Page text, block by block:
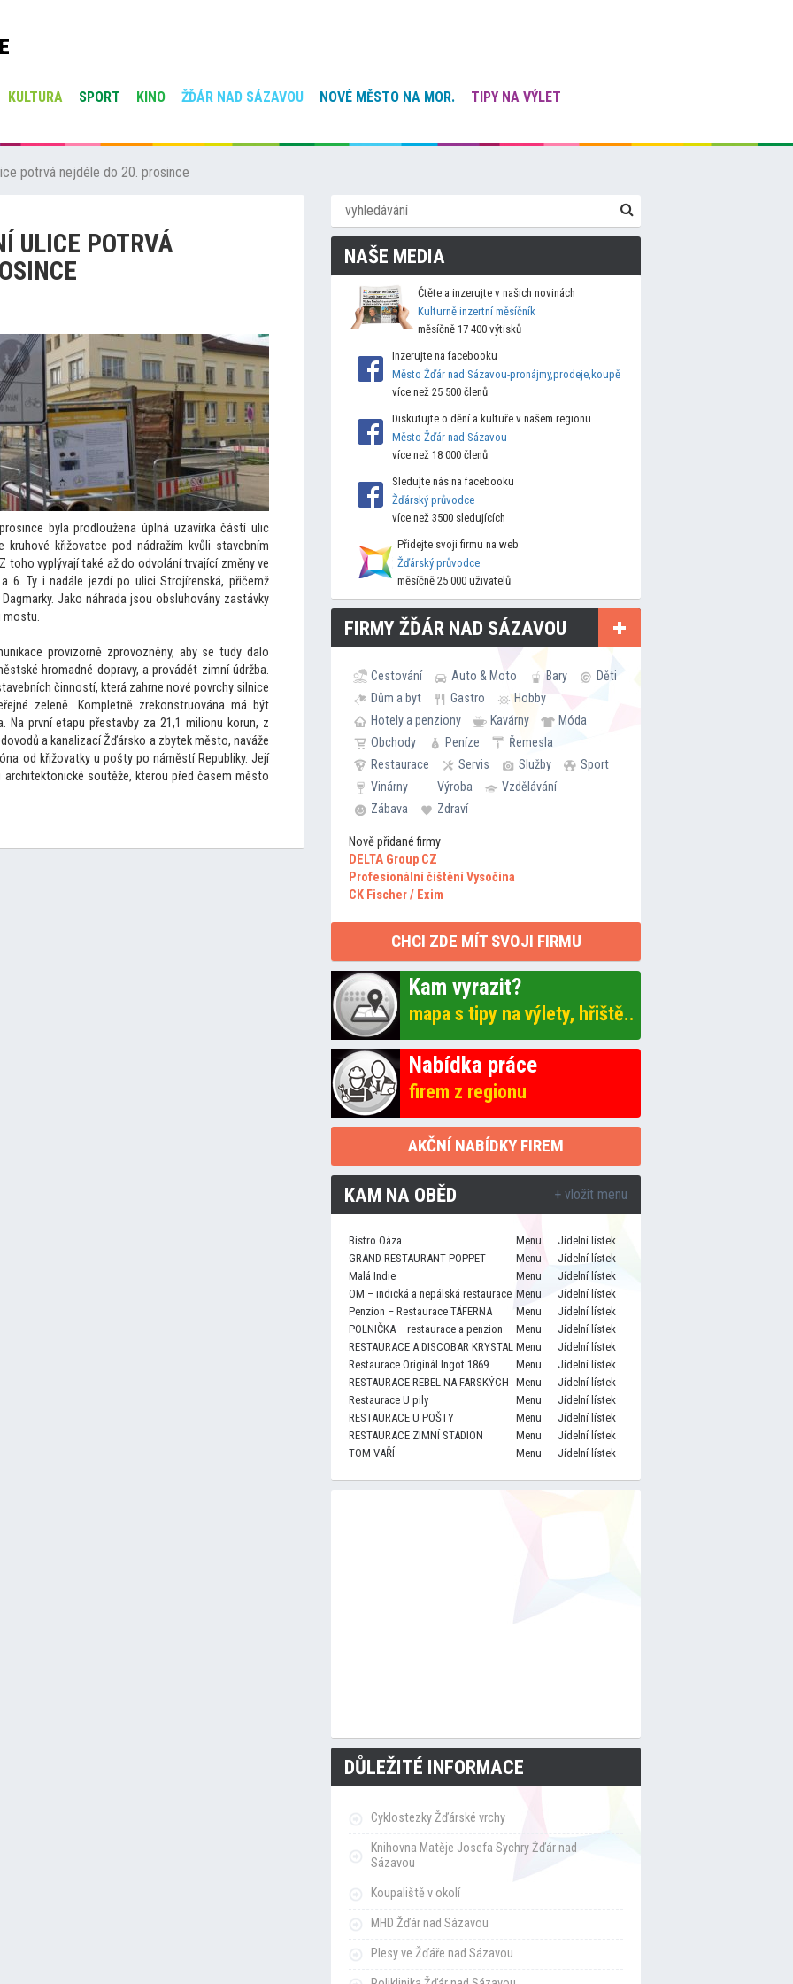
KULTURA SPORT KINO ŽĎÁR NAD SÁZAVOU NOVÉ MĚSTO NA MOR.
TIPY NA VÝLET
potrvá nejdéle do 20. prosince
ULICE POTRVÁ
byla prodloužena úplná uzavírka částí ulic
křižovatce pod nádražím kvůli stavebním
toho vyplývají také až do odvolání trvající změny ve
6. Ty i nadále jezdí po ulici Strojírenská, přičemž
Jako náhrada jsou obsluhovány zastávky
mostu.
provizorně zprovozněny, aby se tudy dalo
hromadné dopravy, a provádět zimní údržba.
činností, která zahrne nové povrchy silnice
zeleně. Kompletně zrekonstruována má být
Na první etapu přestavby za 21,1 milionu korun, z
a kanalizací Žďársko a zbytek město, naváže
od křižovatky u pošty po náměstí Republiky. Její
architektonické soutěže, kterou před časem město
NAŠE MEDIA
Čtěte a inzerujte v našich novinách
Kulturně inzertní měsíčník
měsíčně 17 400 výtisků
Inzerujte na facebooku
Město Žďár nad Sázavou-pronájmy,prodeje,koupě
více než 25 500 členů
Diskutujte o dění a kultuře v našem regionu
Město Žďár nad Sázavou
více než 18 000 členů
Sledujte nás na facebooku
Žďárský průvodce
více než 3500 sledujících
Přidejte svoji firmu na web
Žďárský průvodce
měsíčně 25 000 uživatelů
FIRMY ŽĎÁR NAD SÁZAVOU
Cestování Auto & Moto Bary
Děti
Dům a byt
Gastro
Hobby
Hotely a penziony
Kavárny
Móda
Obchody
Peníze
Řemesla
Restaurace
Servis Služby
Sport
Vinárny
Výroba
Vzdělávání
Zábava
Zdraví
Nově přidané firmy
DELTA Group CZ
Profesionální čištění Vysočina
CK Fischer / Exim
CHCI ZDE MÍT SVOJI FIRMU
Kam vyrazit?
mapa s tipy na výlety, hřiště..
Nabídka práce
firem z regionu
AKČNÍ NABÍDKY FIREM
KAM NA OBĚD + vložit menu
Bistro Oáza Menu
Jídelní lístek
GRAND RESTAURANT POPPET
Menu
Jídelní lístek
Malá Indie
Menu
Jídelní lístek
OM – indická a nepálská restaurace Menu
Jídelní lístek
Penzion – Restaurace TÁFERNA
Menu
Jídelní lístek
POLNIČKA – restaurace a penzion
Menu
Jídelní lístek
RESTAURACE A DISCOBAR KRYSTAL Menu
Jídelní lístek
Restaurace Originál Ingot 1869
Menu
Jídelní lístek
RESTAURACE REBEL NA FARSKÝCH Menu
Jídelní lístek
Restaurace U pily
Menu
Jídelní lístek
RESTAURACE U POŠTY
Menu
Jídelní lístek
RESTAURACE ZIMNÍ STADION
Menu
Jídelní lístek
TOM VAŘÍ
Menu Jídelní lístek
DŮLEŽITÉ INFORMACE
Cyklostezky Žďárské vrchy
Knihovna Matěje Josefa Sychry Žďár nad
Sázavou
Koupaliště v okolí
MHD Žďár nad Sázavou
Plesy ve Žďáře nad Sázavou